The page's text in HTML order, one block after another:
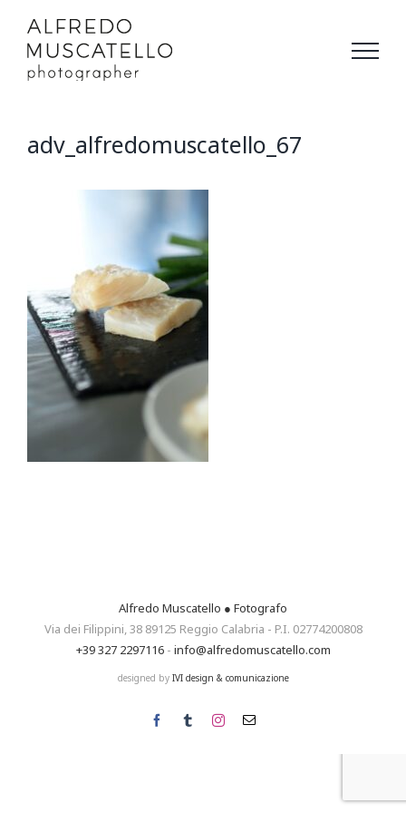
contenuto
adv_alfredomuscatello_67
Alfredo Muscatello ● Fotografo
Via dei Filippini, 38 89125 Reggio Calabria - P.I. 02774200808
+39 327 2297116- info@alfredomuscatello.com
designed by IVI design & comunicazione
FacebookTumblrInstagramEmail